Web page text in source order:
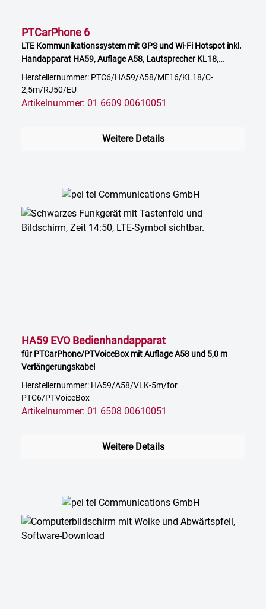
PTCarPhone 6
LTE Kommunikationssystem mit GPS und Wi-Fi Hotspot inkl.
Handapparat HA59, Auflage A58, Lautsprecher KL18,
Freisprechmikrofon ME16, Verlängerungskabel für HA 2,5 m,
EU Variante
Herstellernummer: PTC6/HA59/A58/ME16/KL18/C-
2,5m/RJ50/EU
Artikelnummer: 01 6609 00610051
Weitere Details
HA59 EVO Bedienhandapparat
für PTCarPhone/PTVoiceBox mit Auflage A58 und 5,0 m
Verlängerungskabel
Herstellernummer: HA59/A58/VLK-5m/for
PTC6/PTVoiceBox
Artikelnummer: 01 6508 00610051
Weitere Details